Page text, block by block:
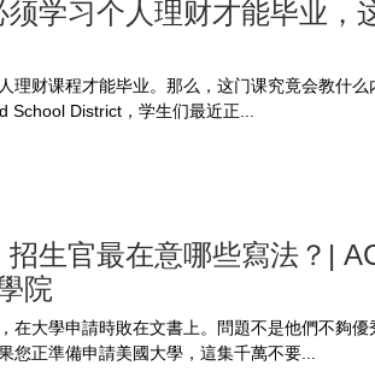
学习个人理财才能毕业，
理财课程才能毕业。那么，这门课究竟会教什么
District，学生们最近正...
生官最在意哪些寫法？|
院
在大學申請時敗在文書上。問題不是他們不夠優
您正準備申請美國大學，這集千萬不要...